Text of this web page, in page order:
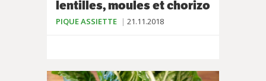
lentilles, moules et chorizo
PIQUE ASSIETTE 21.11.2018